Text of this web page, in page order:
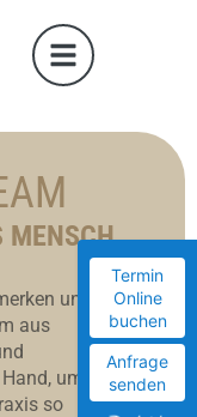
Termin
Online
buchen
Anfrage
senden
MENSCH
unsere
aus
um Ihnen
so